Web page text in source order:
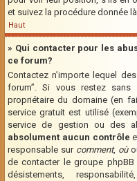
et suivez la procédure donnée
Haut
» Qui contacter pour les
ce forum?
Contactez n’importe lequel
forum”. Si vous restez
propriétaire du domaine (en
service gratuit est utilisé
service de gestion ou des
absolument aucun contrôle
responsable sur comment, où
de contacter le groupe
désistements,